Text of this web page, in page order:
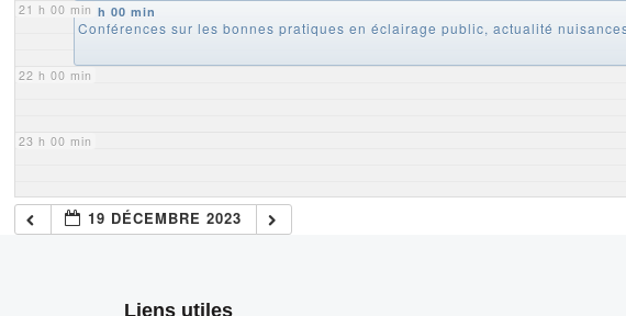
21 h 00 min
22 h 00 min
23 h 00 min
21 h 00 min
Conférences sur les bonnes pratiques en éclairage public, actualité
19 DÉCEMBRE 2023
Liens utiles